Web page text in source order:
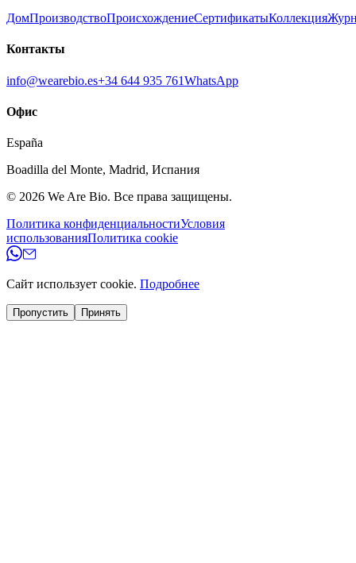
ДомПроизводствоПроисхождениеСертификатыКоллекция
Контакты
info@wearebio.es+34 644 935 761WhatsApp
Офис
España
Boadilla del Monte, Madrid, Испания
© 2026 We Are Bio. Все права защищены.
Политика конфиденциальностиУсловия
использованияПолитика cookie
Сайт использует cookie. Подробнее
Пропустить Принять